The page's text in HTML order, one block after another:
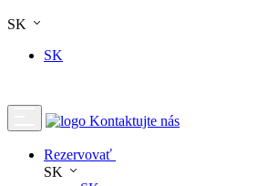
SK
SK
Kontaktujte nás
Rezervovať
SK